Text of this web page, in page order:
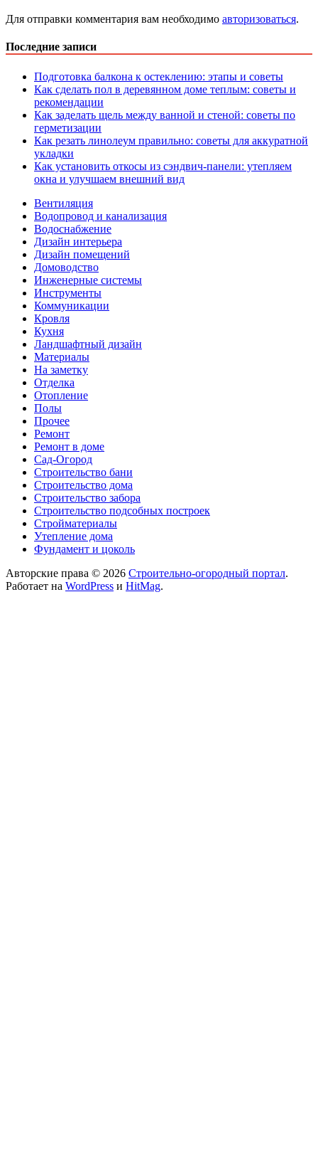
Для отправки комментария вам необходимо авторизоваться.
Последние записи
Подготовка балкона к остеклению: этапы и советы
Как сделать пол в деревянном доме теплым: советы и
рекомендации
Как заделать щель между ванной и стеной: советы по
герметизации
Как резать линолеум правильно: советы для аккуратной
укладки
Как установить откосы из сэндвич-панели: утепляем
окна и улучшаем внешний вид
Вентиляция
Водопровод и канализация
Водоснабжение
Дизайн интерьера
Дизайн помещений
Домоводство
Инженерные системы
Инструменты
Коммуникации
Кровля
Кухня
Ландшафтный дизайн
Материалы
На заметку
Отделка
Отопление
Полы
Прочее
Ремонт
Ремонт в доме
Сад-Огород
Строительство бани
Строительство дома
Строительство забора
Строительство подсобных построек
Стройматериалы
Утепление дома
Фундамент и цоколь
Авторские права © 2026 Строительно-огородный портал.
Работает на WordPress и HitMag.